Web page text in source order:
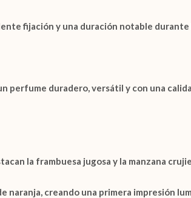
fijación y una duración notable durante
perfume duradero, versátil y con una
la frambuesa jugosa y la manzana
naranja , creando una primera impresión